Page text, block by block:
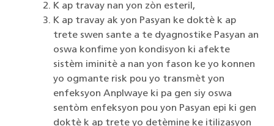
K ap travay nan yon zòn esteril,
K ap travay ak yon Pasyan ke doktè k ap
trete swen sante a te dyagnostike Pasyan an
oswa konfime yon kondisyon ki afekte
sistèm iminitè a nan yon fason ke yo konnen
yo ogmante risk pou yo transmèt yon
enfeksyon Anplwaye ki pa gen siy oswa
sentòm enfeksyon pou yon Pasyan epi ki gen
doktè k ap trete yo detèmine ke itilizasyon